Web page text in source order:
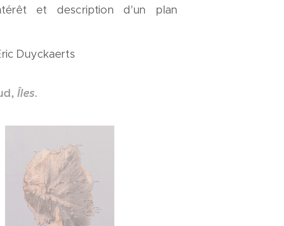
et description d'un plan
Duyckaerts
Îles.